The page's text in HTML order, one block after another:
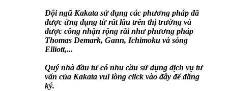
Đội ngũ Kakata sử dụng các phương pháp đã
được ứng dụng từ rất lâu trên thị trường và
được công nhận rộng rãi như phương pháp
Thomas Demark, Gann, Ichimoku và sóng
Elliott,...
Quý nhà đầu tư có nhu cầu sử dụng dịch vụ tư
vấn của Kakata vui lòng click vào đây để đăng
ký.